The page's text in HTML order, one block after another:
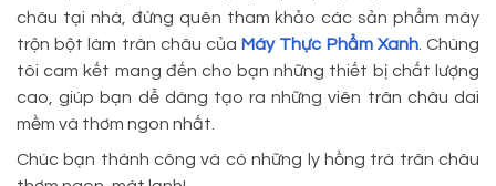
châu tại nhà, đừng quên tham khảo các sản phẩm máy
trộn bột làm trân châu của Máy Thực Phẩm Xanh. Chúng
tôi cam kết mang đến cho bạn những thiết bị chất lượng
cao, giúp bạn dễ dàng tạo ra những viên trân châu dai
mềm và thơm ngon nhất.
Chúc bạn thành công và có những ly hồng trà trân châu